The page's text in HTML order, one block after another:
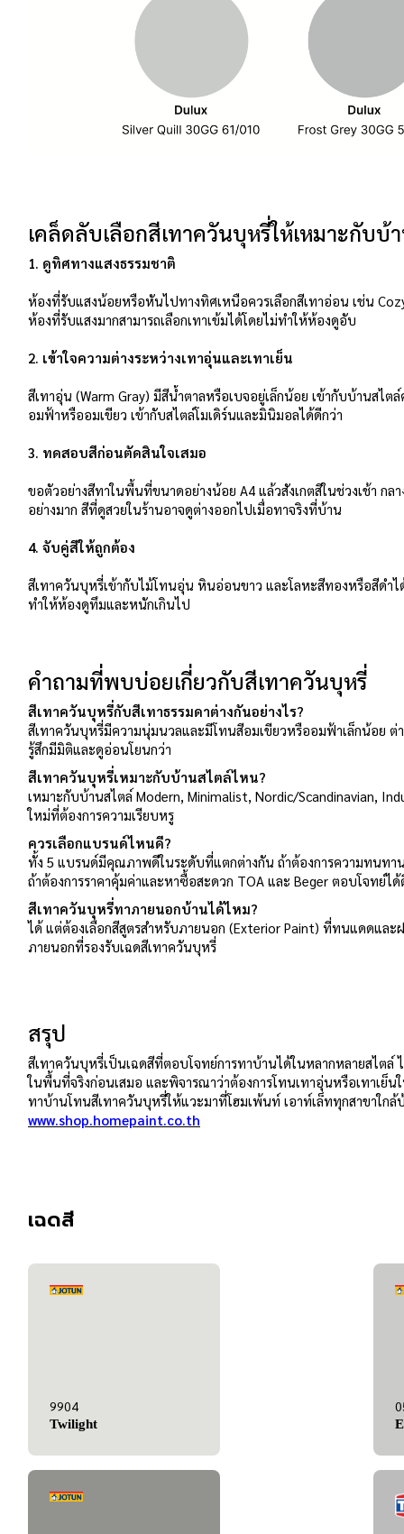
เคล็ดลับเลือกสีเทาควันบุหรี่ให้เหมาะกับบ้
1. ดูทิศทางแสงธรรมชาติ
ห้องที่รับแสงน้อยหรือหันไปทางทิศเหนือควรเลือกสีเทาอ่อน เช่น
ห้องที่รับแสงมากสามารถเลือกเทาเข้มได้โดยไม่ทำให้ห้องดูอับ
2. เข้าใจความต่างระหว่างเทาอุ่นและเทาเย็น
สีเทาอุ่น (Warm Gray) มีสีน้ำตาลหรือเบจอยู่เล็กน้อย เข้ากับบ้านสไ
อมฟ้าหรืออมเขียว เข้ากับสไตล์โมเดิร์นและมินิมอลได้ดีกว่า
3. ทดสอบสีก่อนตัดสินใจเสมอ
ขอตัวอย่างสีทาในพื้นที่ขนาดอย่างน้อย A4 แล้วสังเกตสีในช่วงเช้า กล
อย่างมาก สีที่ดูสวยในร้านอาจดูต่างออกไปเมื่อทาจริงที่บ้าน
4. จับคู่สีให้ถูกต้อง
สีเทาควันบุหรี่เข้ากับไม้โทนอุ่น หินอ่อนขาว และโลหะสีทองหรือสีดำไ
ทำให้ห้องดูทึมและหนักเกินไป
คำถามที่พบบ่อยเกี่ยวกับสีเทาควันบุหรี่
สีเทาควันบุหรี่กับสีเทาธรรมดาต่างกันอย่างไร?
สีเทาควันบุหรี่มีความนุ่มนวลและมีโทนสีอมเขียวหรืออมฟ้าเล็กน้อย ต่
รู้สึกมีมิติและดูอ่อนโยนกว่า
สีเทาควันบุหรี่เหมาะกับบ้านสไตล์ไหน?
เหมาะกับบ้านสไตล์ Modern, Minimalist, Nordic/Scandinavian,
ใหม่ที่ต้องการความเรียบหรู
ควรเลือกแบรนด์ไหนดี?
ทั้ง 5 แบรนด์มีคุณภาพดีในระดับที่แตกต่างกัน ถ้าต้องการความทนทา
ถ้าต้องการราคาคุ้มค่าและหาซื้อสะดวก TOA และ Beger ตอบโจทย์ได้
สีเทาควันบุหรี่ทาภายนอกบ้านได้ไหม?
ได้ แต่ต้องเลือกสีสูตรสำหรับภายนอก (Exterior Paint) ที่ทนแดดแล
ภายนอกที่รองรับเฉดสีเทาควันบุหรี่
สรุป
สีเทาควันบุหรี่เป็นเฉดสีที่ตอบโจทย์การทาบ้านได้ในหลากหลายสไต
ในพื้นที่จริงก่อนเสมอ และพิจารณาว่าต้องการโทนเทาอุ่นหรือเทาเย็
ทาบ้านโทนสีเทาควันบุหรี่ให้แวะมาที่โฮมเพ้นท์ เอาท์เล็ททุกสาขาใ
www.shop.homepaint.co.th
เฉดสี
9904
Twilight